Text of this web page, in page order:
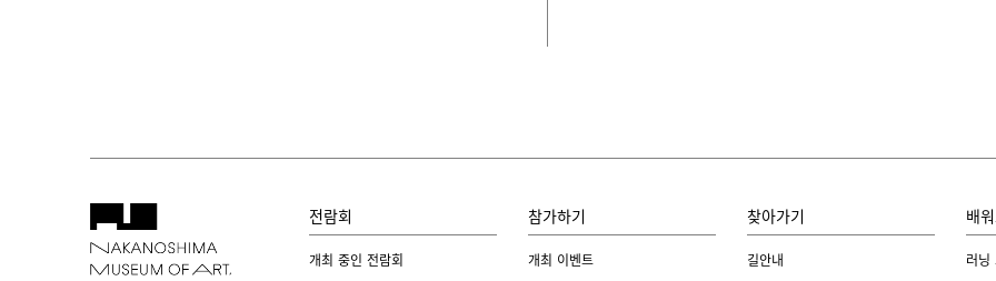
전람회
개최 중인 전람회
참가하기
개최 이벤트
찾아가기
길안내
배
러닝